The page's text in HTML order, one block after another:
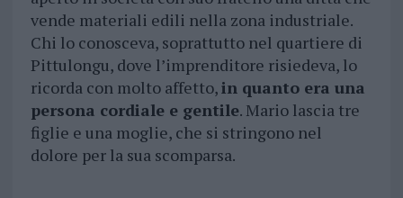
vende materiali edili nella zona industriale.
Chi lo conosceva, soprattutto nel quartiere di
Pittulongu, dove l’imprenditore risiedeva, lo
ricorda con molto affetto,in quanto era una
persona cordiale e gentile. Mario lascia tre
figlie e una moglie, che si stringono nel
dolore per la sua scomparsa.